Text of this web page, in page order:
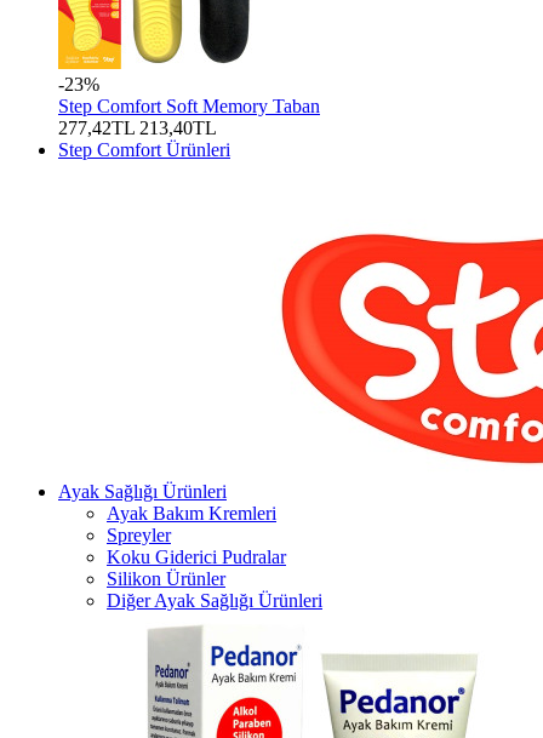
-23%
Step Comfort Soft Memory Taban
277,42TL 213,40TL
Step Comfort Ürünleri
Ayak Sağlığı Ürünleri
Ayak Bakım Kremleri
Spreyler
Koku Giderici Pudralar
Silikon Ürünler
Diğer Ayak Sağlığı Ürünleri